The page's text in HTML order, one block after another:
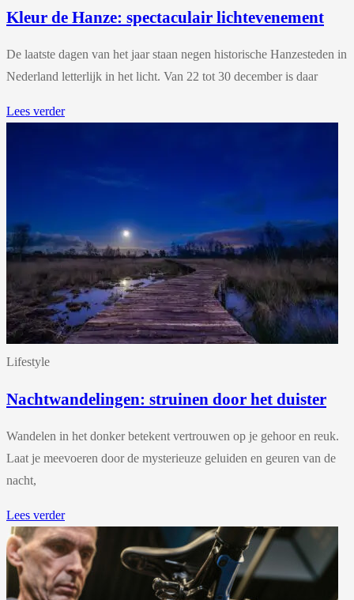
Kleur de Hanze: spectaculair lichtevenement
De laatste dagen van het jaar staan negen historische Hanzesteden in
Nederland letterlijk in het licht. Van 22 tot 30 december is daar
Lees verder
Lifestyle
Nachtwandelingen: struinen door het duister
Wandelen in het donker betekent vertrouwen op je gehoor en reuk.
Laat je meevoeren door de mysterieuze geluiden en geuren van de
nacht,
Lees verder